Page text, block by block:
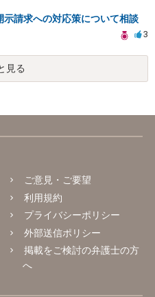
請求への対応策について相談
3
見る
ご意見・ご要望
利用規約
プライバシーポリシー
外部送信ポリシー
掲載をご検討の弁護士の方
へ